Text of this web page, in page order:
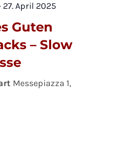
27. April 2025
Guten
– Slow
Messepiazza 1,